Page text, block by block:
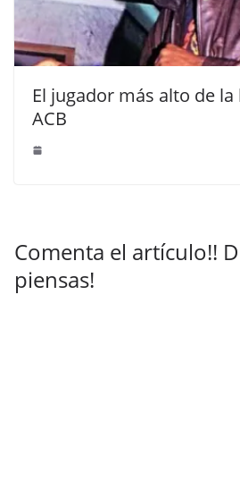
El jugador más alto de
ACB
Comenta el artículo!!
piensas!